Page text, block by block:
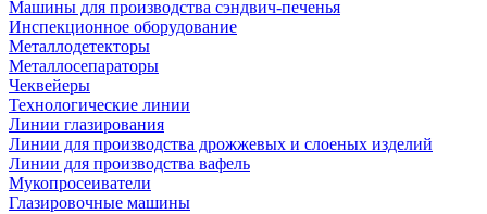
Машины для производства сэндвич-печенья
Инспекционное оборудование
Металлодетекторы
Металлосепараторы
Чеквейеры
Технологические линии
Линии глазирования
Линии для производства дрожжевых и слоеных изделий
Линии для производства вафель
Мукопросеиватели
Глазировочные машины